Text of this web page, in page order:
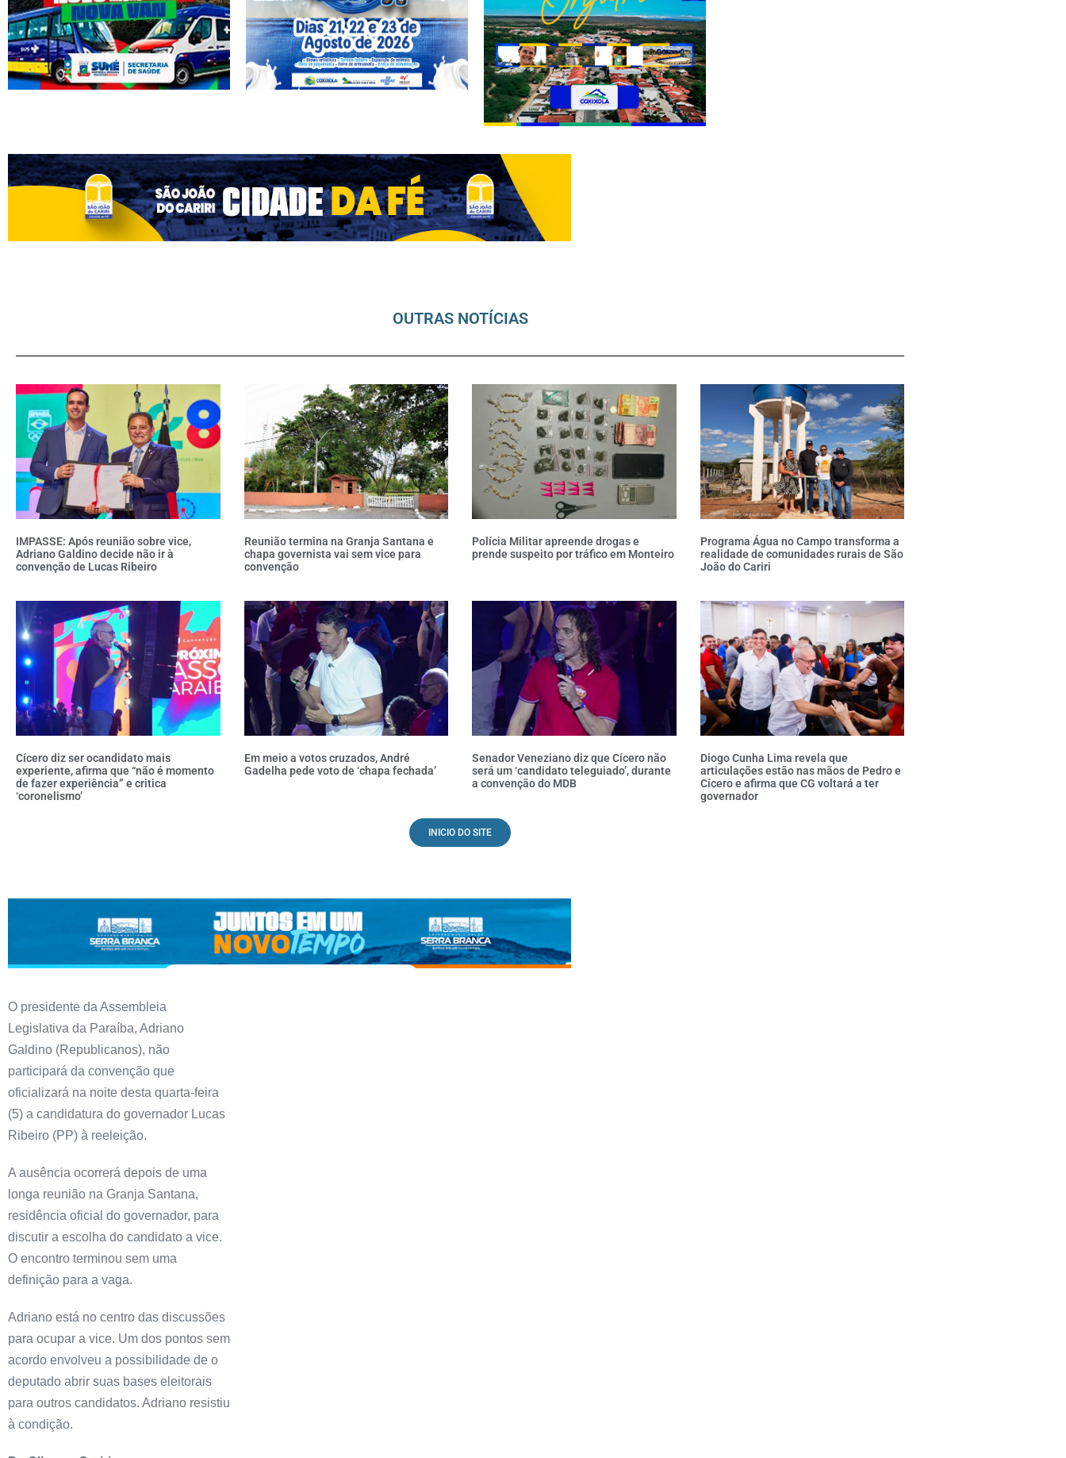
OUTRAS NOTÍCIAS
IMPASSE: Após reunião sobre vice,
Adriano Galdino decide não ir à
convenção de Lucas Ribeiro
Reunião termina na Granja Santana e
chapa governista vai sem vice para
convenção
Polícia Militar apreende drogas e
prende suspeito por tráfico em Monteiro
Programa Água no Campo transforma a
realidade de comunidades rurais de São
João do Cariri
Cícero diz ser ocandidato mais
experiente, afirma que “não é momento
de fazer experiência” e critica
‘coronelismo’
Em meio a votos cruzados, André
Gadelha pede voto de ‘chapa fechada’
Senador Veneziano diz que Cícero não
será um ‘candidato teleguiado’, durante
a convenção do MDB
Diogo Cunha Lima revela que
articulações estão nas mãos de Pedro e
Cícero e afirma que CG voltará a ter
governador
INICIO DO SITE
O presidente da Assembleia
Legislativa da Paraíba, Adriano
Galdino (Republicanos), não
participará da convenção que
oficializará na noite desta quarta-feira
(5) a candidatura do governador Lucas
Ribeiro (PP) à reeleição.
A ausência ocorrerá depois de uma
longa reunião na Granja Santana,
residência oficial do governador, para
discutir a escolha do candidato a vice.
O encontro terminou sem uma
definição para a vaga.
Adriano está no centro das discussões
para ocupar a vice. Um dos pontos sem
acordo envolveu a possibilidade de o
deputado abrir suas bases eleitorais
para outros candidatos. Adriano resistiu
à condição.